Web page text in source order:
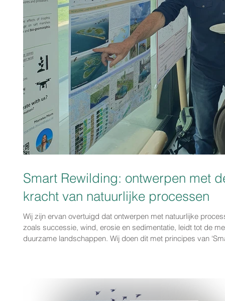
Smart Rewilding: ontwerpen met
kracht van natuurlijke processen
Wij zijn ervan overtuigd dat ontwerpen met natuurlijke
zoals successie, wind, erosie en sedimentatie, leidt tot de
duurzame landschappen. Wij doen dit met principes van
waterovergangszones en onder w